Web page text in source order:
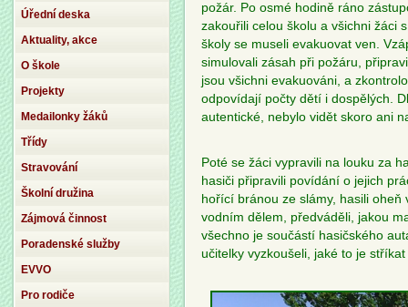
požár. Po osmé hodině ráno
zakouřili celou školu a všichni žáci
školy se museli evakuovat ven.
simulovali zásah při požáru,
jsou všichni evakuováni, a
odpovídají počty dětí i dospělých.
autentické, nebylo vidět skoro ani
Poté se žáci vypravili na louku za
hasiči připravili povídání o jejich
hořící bránou ze slámy, hasili
vodním dělem, předváděli, jakou
všechno je součástí hasičského
učitelky vyzkoušeli, jaké to je
Úřední deska
Aktuality, akce
O škole
Projekty
Medailonky žáků
Třídy
Stravování
Školní družina
Zájmová činnost
Poradenské služby
EVVO
Pro rodiče